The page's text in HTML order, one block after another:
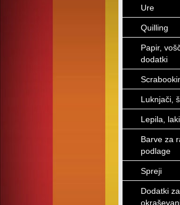
Ure
Quilling
Papir,
dodatki
Luknjači,
Lepila,
Barve za
podlage
Spreji
Dodatki